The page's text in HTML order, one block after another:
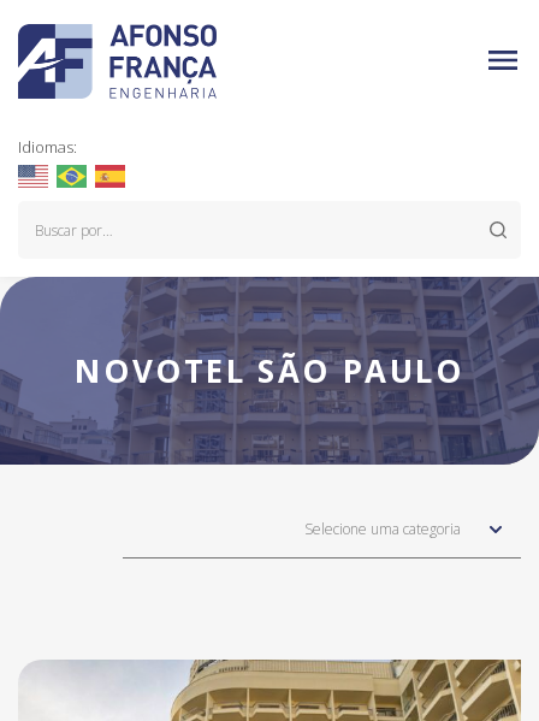
Idiomas:
NOVOTEL SÃO PAULO
Selecione uma categoria